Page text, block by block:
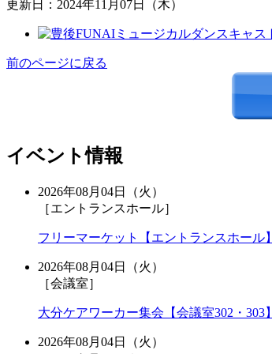
更新日：2024年11月07日（木）
前のページに戻る
イベント情報
2026年08月04日（火）
［エントランスホール］
フリーマーケット【エントランスホール】
2026年08月04日（火）
［会議室］
大分ケアワーカー集会【会議室302・303】
2026年08月04日（火）